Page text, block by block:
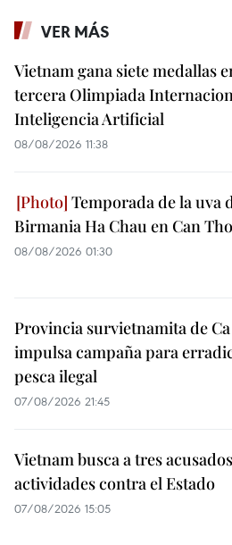
VER MÁS
Vietnam gana siete medallas
tercera Olimpiada
Inteligencia Artificial
08/08/2026 11:38
Temporada de la uva
Birmania Ha Chau en Can Tho
08/08/2026 01:30
Provincia survietnamita de
impulsa campaña para
pesca ilegal
07/08/2026 21:45
Vietnam busca a tres
actividades contra el Estado
07/08/2026 15:05